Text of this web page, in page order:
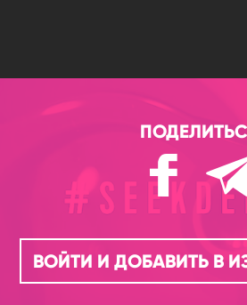
ВОЙТИ И ДОБАВИТЬ В